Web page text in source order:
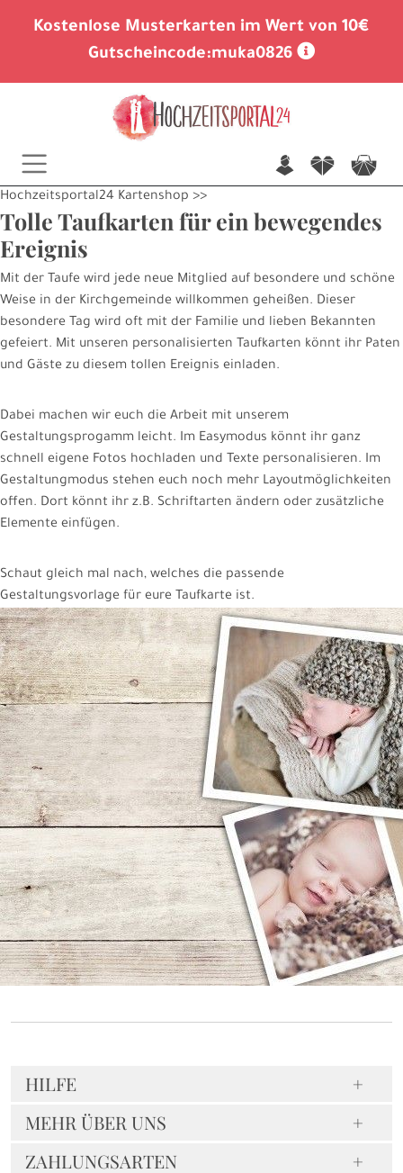
Kostenlose Musterkarten im Wert von 10€
Gutscheincode:muka0826
n f c
Hochzeitsportal24 Kartenshop >>
Tolle Taufkarten für ein bewegendes
Ereignis
Mit der Taufe wird jede neue Mitglied auf besondere und schöne
Weise in der Kirchgemeinde willkommen geheißen. Dieser
besondere Tag wird oft mit der Familie und lieben Bekannten
gefeiert. Mit unseren personalisierten Taufkarten könnt ihr Paten
und Gäste zu diesem tollen Ereignis einladen.
Dabei machen wir euch die Arbeit mit unserem
Gestaltungsprogamm leicht. Im Easymodus könnt ihr ganz
schnell eigene Fotos hochladen und Texte personalisieren. Im
Gestaltungmodus stehen euch noch mehr Layoutmöglichkeiten
offen. Dort könnt ihr z.B. Schriftarten ändern oder zusätzliche
Elemente einfügen.
Schaut gleich mal nach, welches die passende
Gestaltungsvorlage für eure Taufkarte ist.
HILFE
MEHR ÜBER UNS
ZAHLUNGSARTEN